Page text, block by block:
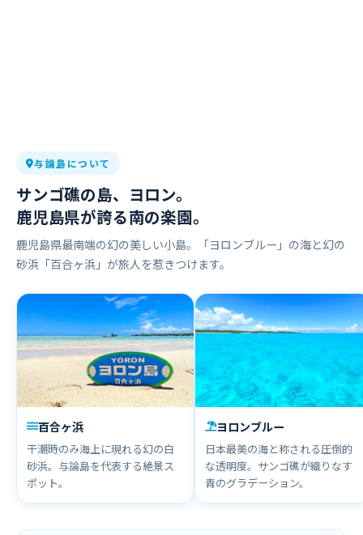
与論島について
サンゴ礁の島、ヨロン。
鹿児島県が誇る南の楽園。
鹿児島県最南端の幻の美しい小島。「ヨロンブルー」の海と幻の
砂浜「百合ヶ浜」が旅人を惹きつけます。
幻の島
百合ヶ浜
干潮時のみ海上に現れる幻の白
砂浜。与論島を代表する絶景ス
ポット。
絶景
ヨロンブルー
日本最美の海と称される圧倒的
な透明度。サンゴ礁が織りなす
青のグラデーション。